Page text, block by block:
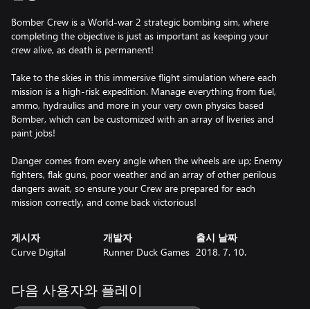
Bomber Crew is a World-war 2 strategic bombing sim, where
completing the objective is just as important as keeping your
crew alive, as death is permanent!
Take to the skies in this immersive flight simulation where each
mission is a high-risk expedition. Manage everything from fuel,
ammo, hydraulics and more in your very own physics based
Bomber, which can be customized with an array of liveries and
paint jobs!
Danger comes from every angle when the wheels are up; Enemy
fighters, flak guns, poor weather and an array of other perilous
dangers await, so ensure your Crew are prepared for each
mission correctly, and come back victorious!
게시자
Curve Digital
개발자
Runner Duck Games
출시 날짜
2018. 7. 10.
다음 사용자와 플레이